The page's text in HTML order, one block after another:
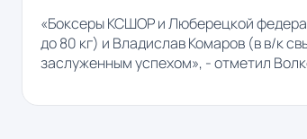
«Боксеры КСШОР и Люберецкой
до 80 кг) и Владислав Комаров (в в/к
заслуженным успехом», - отметил